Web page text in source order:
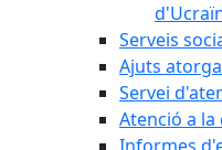
Serveis
Ajuts
Servei
Atenció a